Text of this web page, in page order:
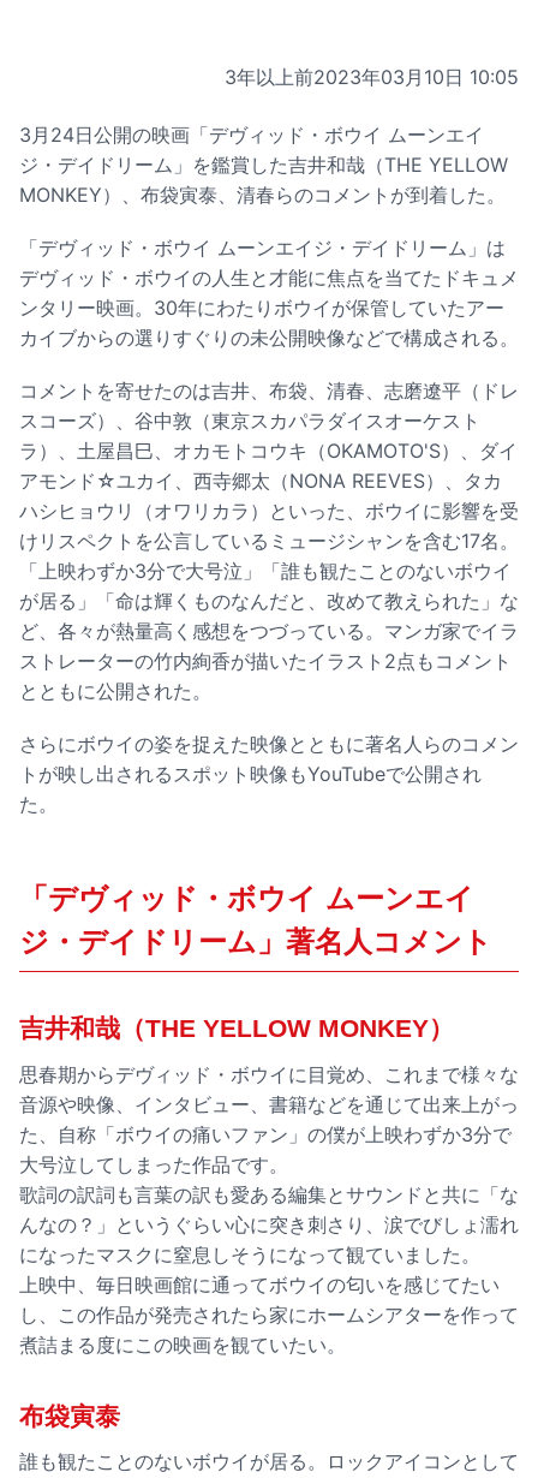
3年以上前2023年03月10日 10:05
3月24日公開の映画「デヴィッド・ボウイ ムーンエイ
ジ・デイドリーム」を鑑賞した吉井和哉（THE YELLOW
MONKEY）、布袋寅泰、清春らのコメントが到着した。
「デヴィッド・ボウイ ムーンエイジ・デイドリーム」は
デヴィッド・ボウイの人生と才能に焦点を当てたドキュメ
ンタリー映画。30年にわたりボウイが保管していたアー
カイブからの選りすぐりの未公開映像などで構成される。
コメントを寄せたのは吉井、布袋、清春、志磨遼平（ドレ
スコーズ）、谷中敦（東京スカパラダイスオーケスト
ラ）、土屋昌巳、オカモトコウキ（OKAMOTO'S）、ダイ
アモンド☆ユカイ、西寺郷太（NONA REEVES）、タカ
ハシヒョウリ（オワリカラ）といった、ボウイに影響を受
けリスペクトを公言しているミュージシャンを含む17名。
「上映わずか3分で大号泣」「誰も観たことのないボウイ
が居る」「命は輝くものなんだと、改めて教えられた」な
ど、各々が熱量高く感想をつづっている。マンガ家でイラ
ストレーターの竹内絢香が描いたイラスト2点もコメント
とともに公開された。
さらにボウイの姿を捉えた映像とともに著名人らのコメン
トが映し出されるスポット映像もYouTubeで公開され
た。
「デヴィッド・ボウイ ムーンエイ
ジ・デイドリーム」著名人コメント
吉井和哉（THE YELLOW MONKEY）
思春期からデヴィッド・ボウイに目覚め、これまで様々な
音源や映像、インタビュー、書籍などを通じて出来上がっ
た、自称「ボウイの痛いファン」の僕が上映わずか3分で
大号泣してしまった作品です。
歌詞の訳詞も言葉の訳も愛ある編集とサウンドと共に「な
んなの？」というぐらい心に突き刺さり、涙でびしょ濡れ
になったマスクに窒息しそうになって観ていました。
上映中、毎日映画館に通ってボウイの匂いを感じてたい
し、この作品が発売されたら家にホームシアターを作って
煮詰まる度にこの映画を観ていたい。
布袋寅泰
誰も観たことのないボウイが居る。ロックアイコンとして